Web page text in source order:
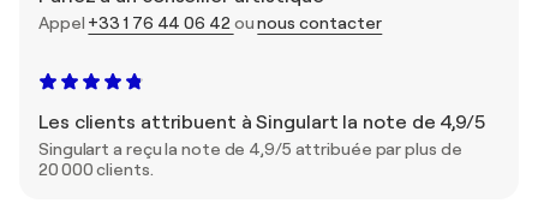
Appel +33 1 76 44 06 42 ounous contacter
Les clients attribuent à Singulart la note de 4,9/5
Singulart a reçu la note de 4,9/5 attribuée par plus de
20 000 clients.